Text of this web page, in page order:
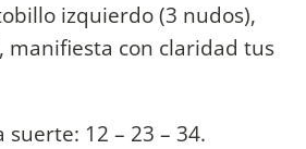
izquierdo (3 nudos),
manifiesta con claridad tus
12 – 23 – 34.